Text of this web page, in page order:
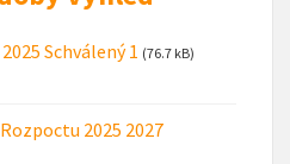
Schválený 1 (76.7 kB)
2025 2027